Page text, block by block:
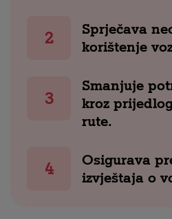
Sprječava
korištenje
Smanjuje
kroz
rute.
Osigurava
izvještaja o